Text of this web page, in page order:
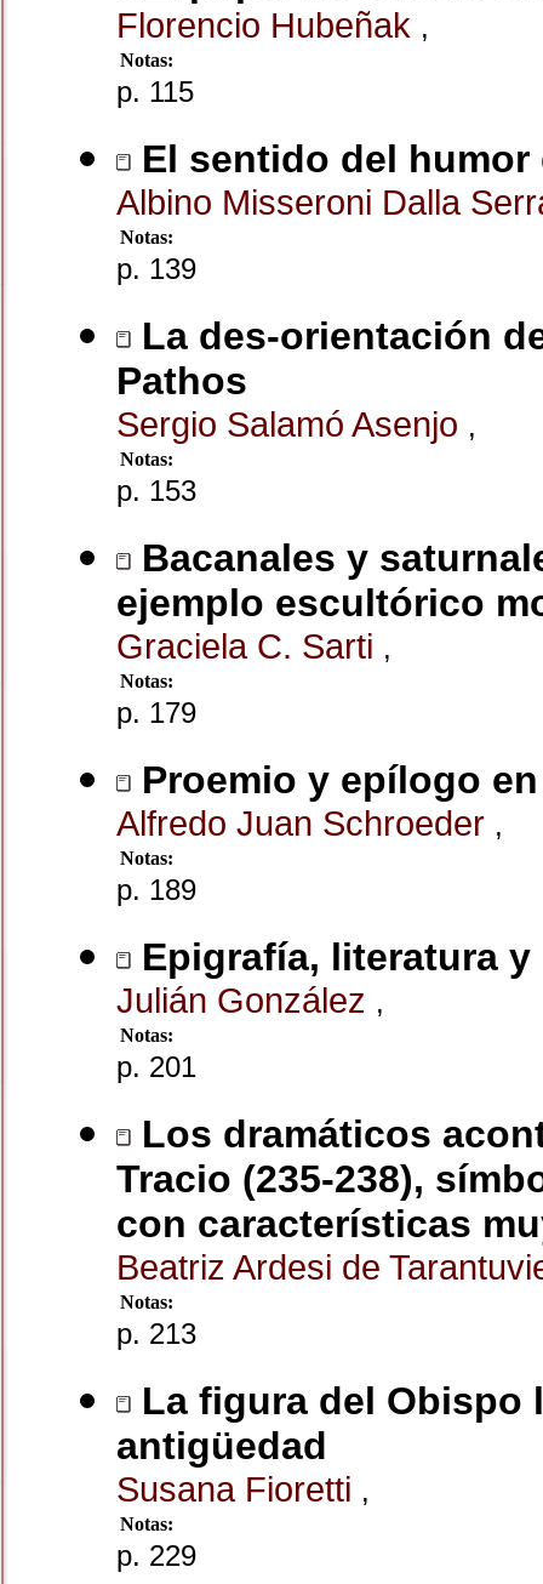
Florencio Hubeñak ,
Notas:
p. 115
El sentido del
Albino Misseroni Dalla
Notas:
p. 139
La des-orientación
Pathos
Sergio Salamó Asenjo ,
Notas:
p. 153
Bacanales y
ejemplo escultórico
Graciela C. Sarti ,
Notas:
p. 179
Proemio y epílogo
Alfredo Juan Schroeder ,
Notas:
p. 189
Epigrafía, literatura
Julián González ,
Notas:
p. 201
Los dramáticos
Tracio (235-238),
con características
Beatriz Ardesi de
Notas:
p. 213
La figura del Obispo
antigüedad
Susana Fioretti ,
Notas:
p. 229